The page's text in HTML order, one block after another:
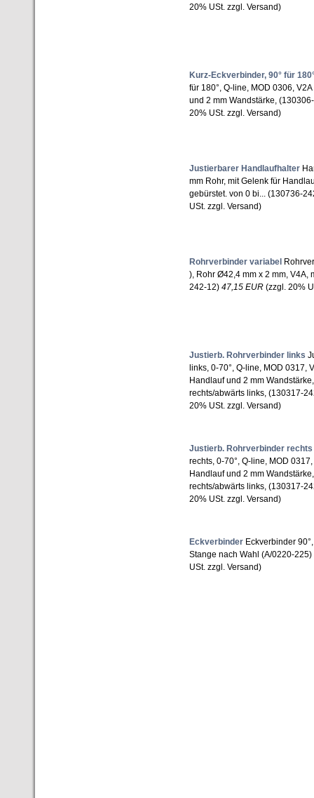
20% USt. zzgl. Versand)
Kurz-Eckverbinder, 90° für
für 180°, Q-line, MOD 0306,
und 2 mm Wandstärke,
20% USt. zzgl. Versand)
Justierbarer Handlaufhalter
mm Rohr, mit Gelenk für
gebürstet. von 0 bi... (130736-
USt. zzgl. Versand)
Rohrverbinder variabel
), Rohr Ø42,4 mm x 2 mm, V4A,
242-12) 47,15 EUR (zzgl. 20%
Justierb. Rohrverbinder links
links, 0-70°, Q-line, MOD 0317,
Handlauf und 2 mm
rechts/abwärts links, (130317-
20% USt. zzgl. Versand)
Justierb. Rohrverbinder rechts
rechts, 0-70°, Q-line, MOD
Handlauf und 2 mm
rechts/abwärts links, (130317-
20% USt. zzgl. Versand)
Eckverbinder Eckverbinder
Stange nach Wahl (A/0220-225)
USt. zzgl. Versand)